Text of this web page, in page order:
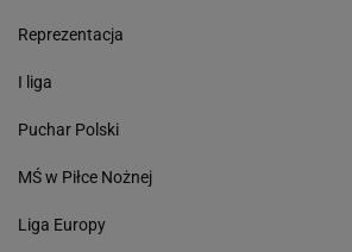
Reprezentacja
I liga
Puchar Polski
MŚ w Piłce Nożnej
Liga Europy